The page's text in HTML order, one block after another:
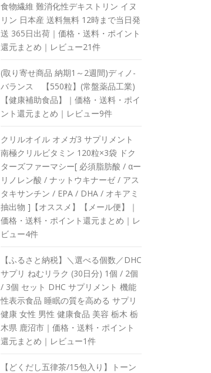
食物繊維 難消化性デキストリン イヌ
リン 日本産 送料無料 12時まで当日発
送 365日出荷｜価格・送料・ポイント
還元まとめ｜レビュー21件
(取り寄せ商品 納期1～2週間)ディノ-
バランス 【550粒】(常盤薬品工業)
【健康補助食品】｜価格・送料・ポイ
ント還元まとめ｜レビュー9件
クリルオイル オメガ3 サプリメント
南極クリルビタミン 120粒×3袋 ドク
ターズファーマシー[ 必須脂肪酸 / αー
リノレン酸 / ナットウキナーゼ / アス
タキサンチン / EPA / DHA / オキアミ
抽出物 ]【オススメ】【メール便】｜
価格・送料・ポイント還元まとめ｜レ
ビュー4件
【ふるさと納税】＼選べる個数／DHC
サプリ ねむリラク (30日分) 1個 / 2個
/ 3個 セット DHC サプリメント 機能
性表示食品 睡眠の質を高める サプリ
健康 女性 男性 健康食品 美容 栃木 栃
木県 鹿沼市｜価格・送料・ポイント
還元まとめ｜レビュー1件
【どくだし五律茶/15包入り】トーン